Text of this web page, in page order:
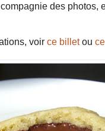
des photos,
voir ce billetou